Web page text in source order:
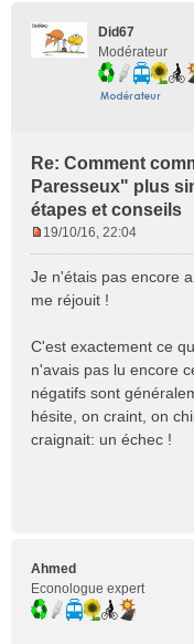
Did67
Modérateur
Re: Comment
Paresseux" plus
étapes et conseils
s
s
g
e
n
o
n
l
19/10/16, 22:04
Je n'étais pas encore
me réjouit !
C'est exactement ce
n'avais pas lu encore
négatifs sont
hésite, on craint, on
craignait: un échec !
Ahmed
Econologue expert